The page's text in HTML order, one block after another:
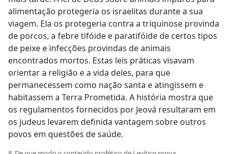
alimentação protegeria os israelitas durante a sua
viagem. Ela os protegeria contra a triquinose provinda
de porcos, a febre tifóide e paratifóide de certos tipos
de peixe e infecções provindas de animais
encontrados mortos. Estas leis práticas visavam
orientar a religião e a vida deles, para que
permanecessem como nação santa e atingissem e
habitassem a Terra Prometida. A história mostra que
os regulamentos fornecidos por Jeová resultaram em
os judeus levarem definida vantagem sobre outros
povos em questões de saúde.